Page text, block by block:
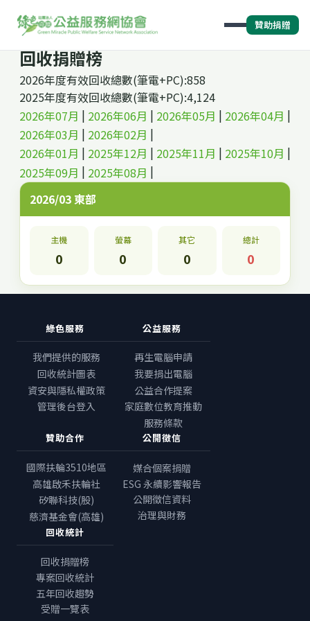
贊助捐贈
回收捐贈榜
2026年度有效回收總數(筆電+PC):858
2025年度有效回收總數(筆電+PC):4,124
2026年07月 | 2026年06月 | 2026年05月 | 2026年04月 |
2026年03月 | 2026年02月 |
2026年01月 | 2025年12月 | 2025年11月 | 2025年10月 |
2025年09月 | 2025年08月 |
2026/03 東部
主機
0
螢幕
0
其它
0
總計
0
綠色服務
我們提供的服務
回收統計圖表
資安與隱私權政策
管理後台登入
公益服務
再生電腦申請
我要捐出電腦
公益合作提案
家庭數位教育推動
服務條款
贊助合作
國際扶輪3510地區
高雄啟禾扶輪社
矽聯科技(股)
慈濟基金會(高雄)
公開徵信
媒合個案捐贈
ESG 永續影響報告
公開徵信資料
治理與財務
回收統計
回收捐贈榜
專案回收統計
五年回收趨勢
受贈一覽表